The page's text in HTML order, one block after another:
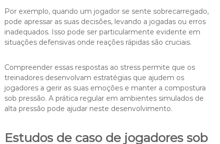
Por exemplo, quando um jogador se sente sobrecarregado,
pode apressar as suas decisões, levando a jogadas ou erros
inadequados. Isso pode ser particularmente evidente em
situações defensivas onde reações rápidas são cruciais.
Compreender essas respostas ao stress permite que os
treinadores desenvolvam estratégias que ajudem os
jogadores a gerir as suas emoções e manter a compostura
sob pressão. A prática regular em ambientes simulados de
alta pressão pode ajudar neste desenvolvimento.
Estudos de caso de jogadores sob